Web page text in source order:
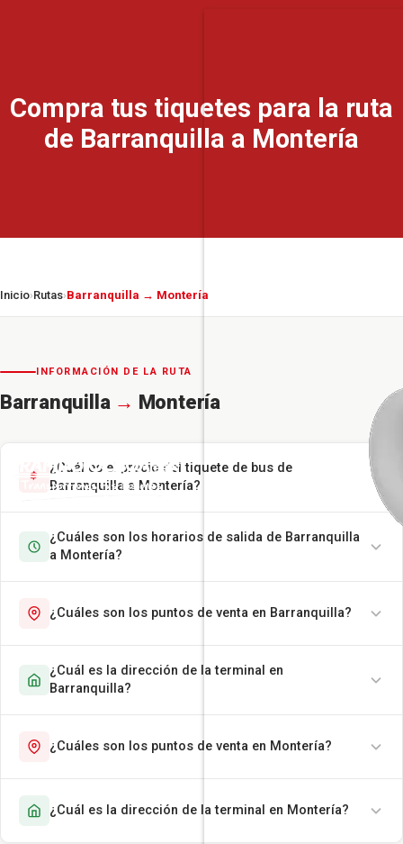
Compra tus tiquetes para la ruta
de Barranquilla a Montería
Inicio›Rutas›Barranquilla → Montería
INFORMACIÓN DE LA RUTA
Barranquilla → Montería
¿Cuál es el precio del tiquete de bus de
Barranquilla a Montería?
¿Cuáles son los horarios de salida de Barranquilla
a Montería?
¿Cuáles son los puntos de venta en Barranquilla?
¿Cuál es la dirección de la terminal en
Barranquilla?
¿Cuáles son los puntos de venta en Montería?
¿Cuál es la dirección de la terminal en Montería?